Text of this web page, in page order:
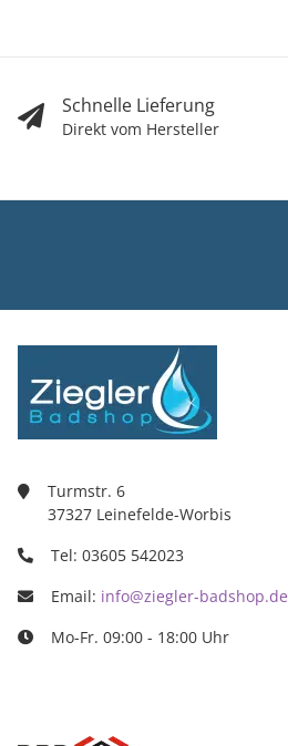
Schnelle Lieferung
Direkt vom Hersteller
Turmstr. 6
37327 Leinefelde-Worbis
Tel: 03605 542023
Email: info@ziegler-badshop.de
Mo-Fr. 09:00 - 18:00 Uhr